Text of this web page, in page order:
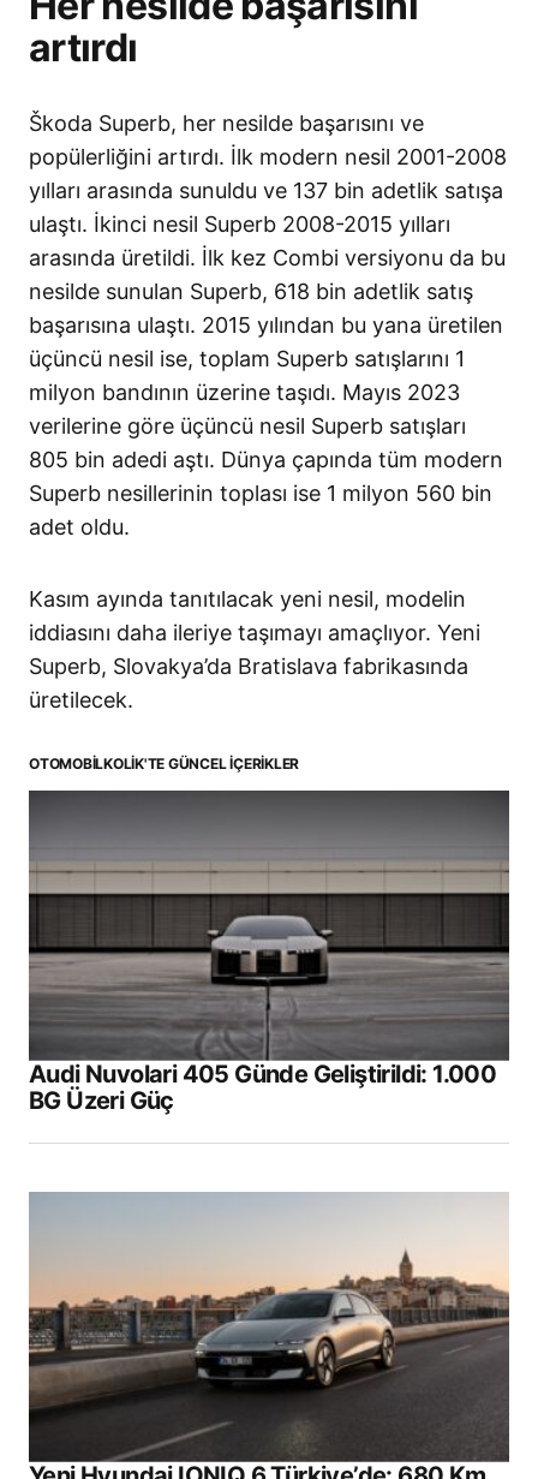
artırdı
Škoda Superb, her nesilde başarısını ve
popülerliğini artırdı. İlk modern nesil 2001-2008
yılları arasında sunuldu ve 137 bin adetlik satışa
ulaştı. İkinci nesil Superb 2008-2015 yılları
arasında üretildi. İlk kez Combi versiyonu da bu
nesilde sunulan Superb, 618 bin adetlik satış
başarısına ulaştı. 2015 yılından bu yana üretilen
üçüncü nesil ise, toplam Superb satışlarını 1
milyon bandının üzerine taşıdı. Mayıs 2023
verilerine göre üçüncü nesil Superb satışları
805 bin adedi aştı. Dünya çapında tüm modern
Superb nesillerinin toplası ise 1 milyon 560 bin
adet oldu.
Kasım ayında tanıtılacak yeni nesil, modelin
iddiasını daha ileriye taşımayı amaçlıyor. Yeni
Superb, Slovakya’da Bratislava fabrikasında
üretilecek.
OTOMOBILKOLIK'TE GÜNCEL İÇERIKLER
Audi Nuvolari 405 Günde Geliştirildi: 1.000
BG Üzeri Güç